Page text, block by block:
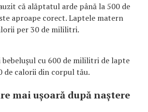
că alăptatul arde până la 500 de
aproape corect. Laptele matern
per 30 de mililitri.
cu 600 de mililitri de lapte
de calorii din corpul tău.
mai ușoară după naștere